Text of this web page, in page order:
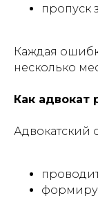
пропуск
Каждая
несколько
Как адвокат
Адвокатский